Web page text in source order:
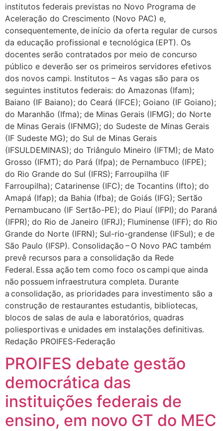
institutos federais previstas no Novo Programa de
Aceleração do Crescimento (Novo PAC) e,
consequentemente, de início da oferta regular de cursos
da educação profissional e tecnológica (EPT). Os
docentes serão contratados por meio de concurso
público e deverão ser os primeiros servidores efetivos
dos novos campi. Institutos – As vagas são para os
seguintes institutos federais: do Amazonas (Ifam);
Baiano (IF Baiano); do Ceará (IFCE); Goiano (IF Goiano);
do Maranhão (Ifma); de Minas Gerais (IFMG); do Norte
de Minas Gerais (IFNMG); do Sudeste de Minas Gerais
(IF Sudeste MG); do Sul de Minas Gerais
(IFSULDEMINAS); do Triângulo Mineiro (IFTM); de Mato
Grosso (IFMT); do Pará (Ifpa); de Pernambuco (IFPE);
do Rio Grande do Sul (IFRS); Farroupilha (IF
Farroupilha); Catarinense (IFC); de Tocantins (Ifto); do
Amapá (Ifap); da Bahia (Ifba); de Goiás (IFG); Sertão
Pernambucano (IF Sertão-PE); do Piauí (IFPI); do Paraná
(IFPR); do Rio de Janeiro (IFRJ); Fluminense (IFF); do Rio
Grande do Norte (IFRN); Sul-rio-grandense (IFSul); e de
São Paulo (IFSP). Consolidação – O Novo PAC também
prevê recursos para a consolidação da Rede
Federal. Essa ação tem como foco os campi que ainda
não possuem infraestrutura completa. Durante
a consolidação, as prioridades para investimento são a
construção de restaurantes estudantis, bibliotecas,
blocos de salas de aula e laboratórios, quadras
poliesportivas e unidades em instalações definitivas.
Redação PROIFES-Federação
PROIFES debate gestão
democrática das
instituições federais de
ensino, em novo GT do MEC